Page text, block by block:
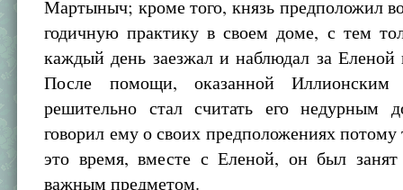
Мартыныч; кроме того, князь предположил
годичную практику в своем доме, с тем
каждый день заезжал и наблюдал за Еленой
После помощи, оказанной Иллионским
решительно стал считать его недурным
говорил ему о своих предположениях потому
это время, вместе с Еленой, он был занят
важным предметом.